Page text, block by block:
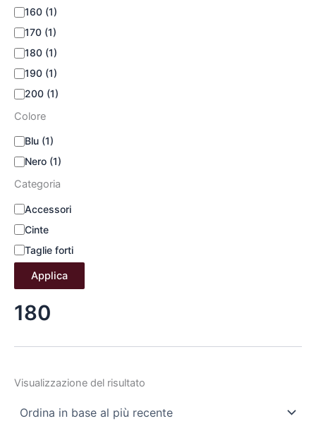
160 (1)
170 (1)
180 (1)
190 (1)
200 (1)
Colore
Blu (1)
Nero (1)
Categoria
Accessori
Cinte
Taglie forti
Applica
180
Visualizzazione del risultato